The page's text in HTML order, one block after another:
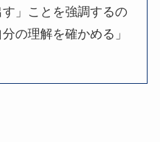
す」ことを強調するの
の理解を確かめる」